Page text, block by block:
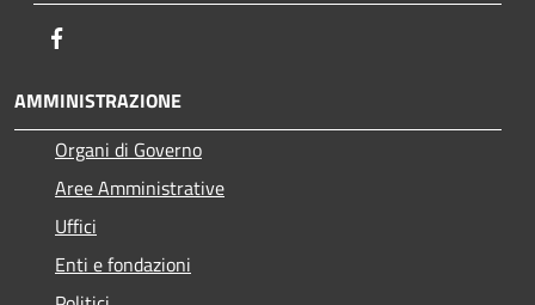
AMMINISTRAZIONE
Organi di Governo
Aree Amministrative
Uffici
Enti e fondazioni